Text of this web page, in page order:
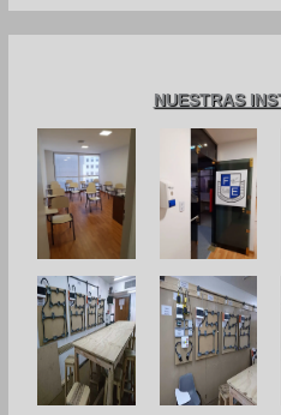
NUESTRAS